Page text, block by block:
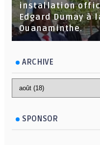
installation
Edgard Dumay à
Ouanaminthe.
ARCHIVE
SPONSOR